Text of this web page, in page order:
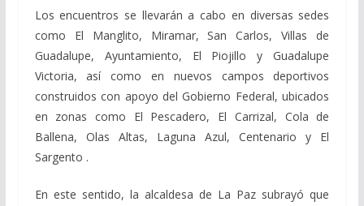
Los encuentros se llevarán a cabo en diversas sedes
como El Manglito, Miramar, San Carlos, Villas de
Guadalupe, Ayuntamiento, El Piojillo y Guadalupe
Victoria, así como en nuevos campos deportivos
construidos con apoyo del Gobierno Federal, ubicados
en zonas como El Pescadero, El Carrizal, Cola de
Ballena, Olas Altas, Laguna Azul, Centenario y El
Sargento .
En este sentido, la alcaldesa de La Paz subrayó que